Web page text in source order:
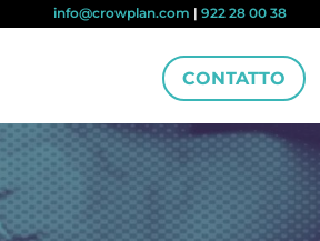
info@crowplan.com | 922 28 00 38
CONTATTO